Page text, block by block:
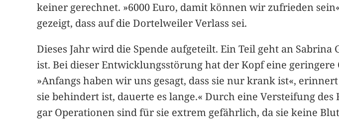
keiner gerechnet. »6000 Euro, damit können wir zufrieden
gezeigt, dass auf die Dortelweiler Verlass sei.
Dieses Jahr wird die Spende aufgeteilt. Ein Teil geht an
ist. Bei dieser Entwicklungsstörung hat der Kopf eine
»Anfangs haben wir uns gesagt, dass sie nur krank ist«,
sie behindert ist, dauerte es lange.« Durch eine Versteifung
gar Operationen sind für sie extrem gefährlich, da sie keine